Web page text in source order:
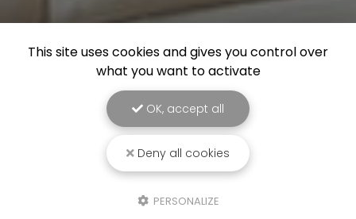
This site uses cookies and gives you control over
what you want to activate
OK, accept all
Deny all cookies
PERSONALIZE